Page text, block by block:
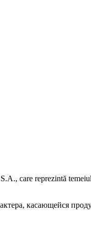
care reprezintă temeiul
касающейся